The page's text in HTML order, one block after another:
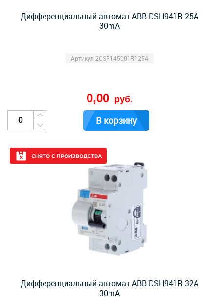
Дифференциальный автомат ABB DSH941R 25А
30mA
Артикул 2CSR145001R1254
0,00 руб.
В корзину
Дифференциальный автомат ABB DSH941R 32А
30mA